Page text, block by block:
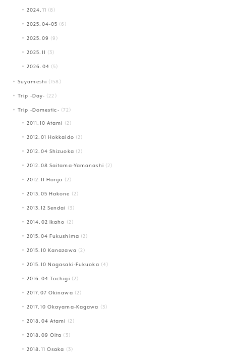
2024.11 (8)
2025.04-05 (6)
2025.09 (9)
2025.11 (3)
2026.04 (5)
Suyameshi (158)
Trip -Day- (22)
Trip -Domestic- (72)
2011.10 Atami (2)
2012.01 Hokkaido (2)
2012.04 Shizuoka (2)
2012.08 Saitama-Yamanashi (2)
2012.11 Honjo (2)
2013.05 Hakone (2)
2013.12 Sendai (3)
2014.02 Ikaho (2)
2015.04 Fukushima (2)
2015.10 Kanazawa (2)
2015.10 Nagasaki-Fukuoka (4)
2016.04 Tochigi (2)
2017.07 Okinawa (2)
2017.10 Okayama-Kagawa (3)
2018.04 Atami (2)
2018.09 Oita (3)
2018.11 Osaka (3)